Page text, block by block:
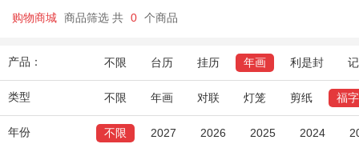
购物商城 商品筛选 共 0 个商品
产品： 不限 台历 挂历 年画 利是封
类型 不限 年画 对联 灯笼 剪纸 福字
年份 不限 2027 2026 2025 2024